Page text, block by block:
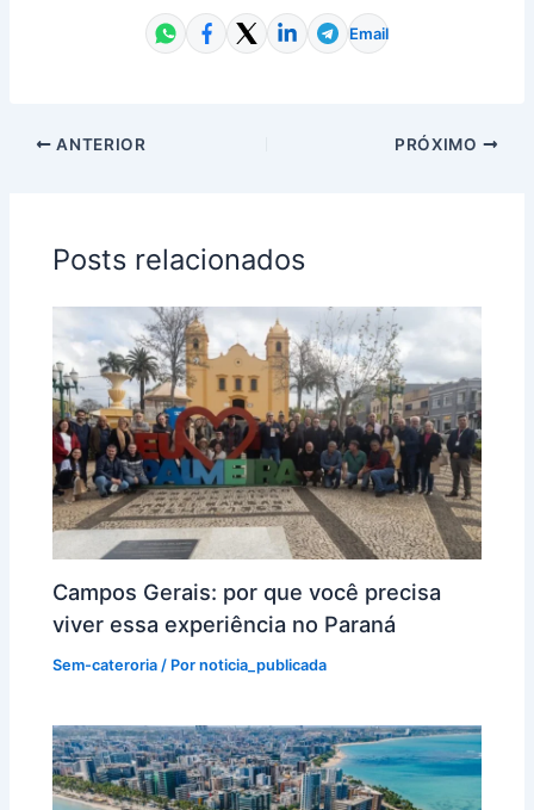
Email
ANTERIOR PRÓXIMO
Posts relacionados
Campos Gerais: por que você precisa
viver essa experiência no Paraná
Sem-cateroria / Pornoticia_publicada